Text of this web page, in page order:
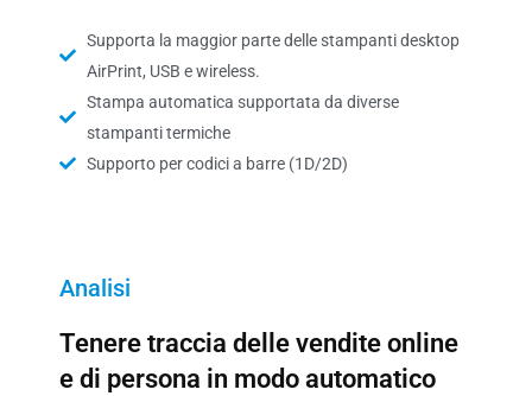
Supporta la maggior parte delle stampanti desktop
AirPrint, USB e wireless.
Stampa automatica supportata da diverse
stampanti termiche
Supporto per codici a barre (1D/2D)
Analisi
Tenere traccia delle vendite online
e di persona in modo automatico